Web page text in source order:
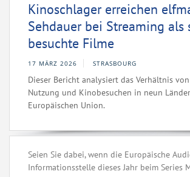
Kinoschlager erreichen
Sehdauer bei Streaming als
besuchte Filme
17 MÄRZ 2026 STRASBOURG
Dieser Bericht analysiert das Verhältnis von
Nutzung und Kinobesuchen in neun
Europäischen Union.
Seien Sie dabei, wenn die Europäische
Informationsstelle dieses Jahr beim Series